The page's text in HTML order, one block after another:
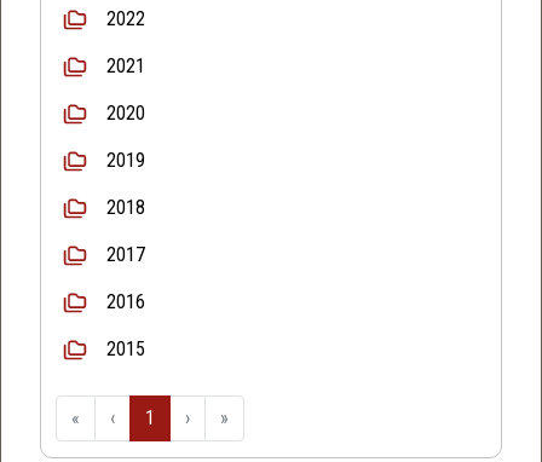
2022
2021
2020
2019
2018
2017
2016
2015
« ‹ 1 › »